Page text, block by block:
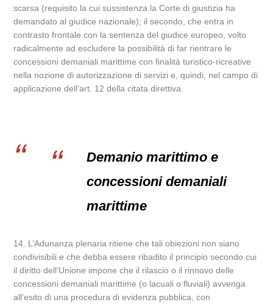
scarsa (requisito la cui sussistenza la Corte di giustizia ha
demandato al giudice nazionale); il secondo, che entra in
contrasto frontale con la sentenza del giudice europeo, volto
radicalmente ad escludere la possibilità di far rientrare le
concessioni demaniali marittime con finalità turistico-ricreative
nella nozione di autorizzazione di servizi e, quindi, nel campo di
applicazione dell’art. 12 della citata direttiva.
Demanio marittimo e
concessioni demaniali
marittime
14. L’Adunanza plenaria ritiene che tali obiezioni non siano
condivisibili e che debba essere ribadito il principio secondo cui
il diritto dell’Unione impone che il rilascio o il rinnovo delle
concessioni demaniali marittime (o lacuali o fluviali) avvenga
all’esito di una procedura di evidenza pubblica, con